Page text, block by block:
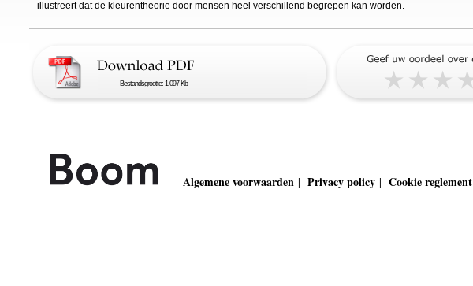
illustreert dat de kleurentheorie door mensen heel verschillend begrepen kan worden.
Bestandsgrootte: 1.097 Kb
Algemene voorwaarden | Privacy policy | Cookie reglement